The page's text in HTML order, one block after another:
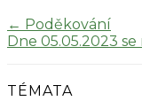
← Poděkování
Dne 05.05.2023
TÉMATA